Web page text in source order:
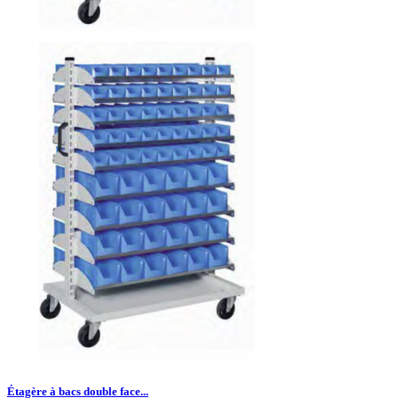
Étagère à bacs double face...